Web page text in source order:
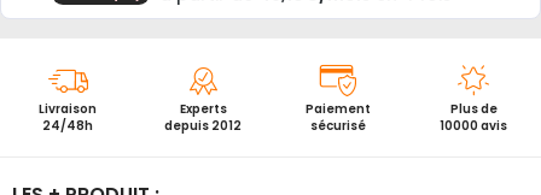
Livraison
24/48h
Experts
depuis 2012
Paiement
sécurisé
Plus de
10000 avis